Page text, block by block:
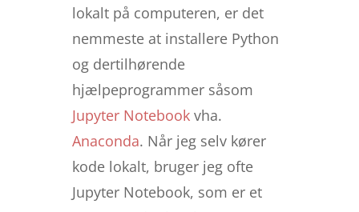
lokalt på computeren, er det
nemmeste at installere Python
og dertilhørende
hjælpeprogrammer såsom
Jupyter Notebookvha.
Anaconda. Når jeg selv kører
kode lokalt, bruger jeg ofte
Jupyter Notebook, som er et